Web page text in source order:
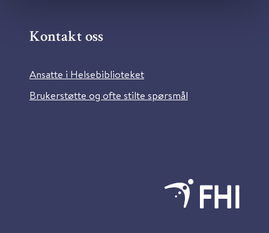
Kontakt oss
Ansatte i Helsebiblioteket
Brukerstøtte og ofte stilte spørsmål